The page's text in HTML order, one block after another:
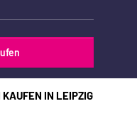
IN LEIPZIG